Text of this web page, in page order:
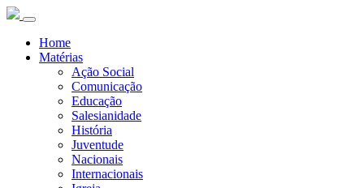
Home
Matérias
Ação Social
Comunicação
Educação
Salesianidade
História
Juventude
Nacionais
Internacionais